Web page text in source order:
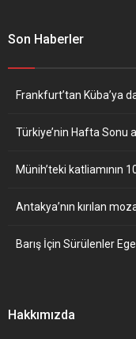
Son Haberler
Frankfurt’tan Küba’ya
Türkiye’nin Hafta Sonu
Münih’teki katliamının
Antakya’nın kırılan
Barış İçin Sürülenler
Hakkımızda